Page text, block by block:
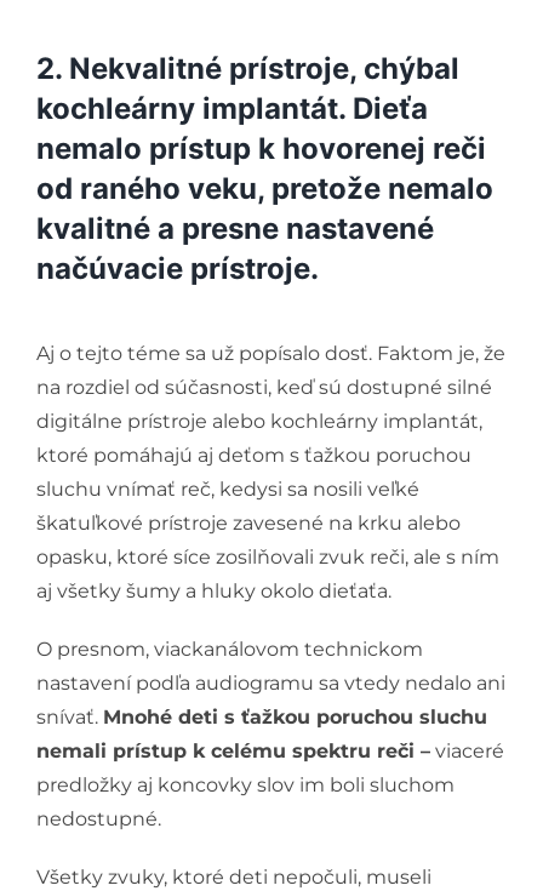
2. Nekvalitné prístroje, chýbal
kochleárny implantát. Dieťa
nemalo prístup k hovorenej reči
od raného veku, pretože nemalo
kvalitné a presne nastavené
načúvacie prístroje.
Aj o tejto téme sa už popísalo dosť. Faktom je, že
na rozdiel od súčasnosti, keď sú dostupné silné
digitálne prístroje alebo kochleárny implantát,
ktoré pomáhajú aj deťom s ťažkou poruchou
sluchu vnímať reč, kedysi sa nosili veľké
škatuľkové prístroje zavesené na krku alebo
opasku, ktoré síce zosilňovali zvuk reči, ale s ním
aj všetky šumy a hluky okolo dieťaťa.
O presnom, viackanálovom technickom
nastavení podľa audiogramu sa vtedy nedalo ani
snívať. Mnohé deti s ťažkou poruchou sluchu
nemali prístup k celému spektru reči –viaceré
predložky aj koncovky slov im boli sluchom
nedostupné.
Všetky zvuky, ktoré deti nepočuli, museli